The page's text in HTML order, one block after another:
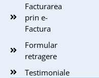
Facturarea
prin e-
Factura
Formular
retragere
Testimoniale